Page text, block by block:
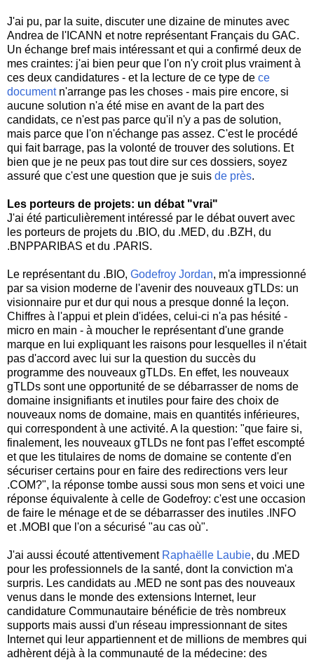
J'ai pu, par la suite, discuter une dizaine de minutes avec
Andrea de l'ICANN et notre représentant Français du GAC.
Un échange bref mais intéressant et qui a confirmé deux de
mes craintes: j'ai bien peur que l'on n'y croit plus vraiment à
ces deux candidatures - et la lecture de ce type de ce
documentn'arrange pas les choses - mais pire encore, si
aucune solution n'a été mise en avant de la part des
candidats, ce n'est pas parce qu'il n'y a pas de solution,
mais parce que l'on n'échange pas assez. C'est le procédé
qui fait barrage, pas la volonté de trouver des solutions. Et
bien que je ne peux pas tout dire sur ces dossiers, soyez
assuré que c'est une question que je suis de près.
Les porteurs de projets: un débat "vrai"
J'ai été particulièrement intéressé par le débat ouvert avec
les porteurs de projets du .BIO, du .MED, du .BZH, du
.BNPPARIBAS et du .PARIS.
Le représentant du .BIO, Godefroy Jordan, m'a impressionné
par sa vision moderne de l'avenir des nouveaux gTLDs: un
visionnaire pur et dur qui nous a presque donné la leçon.
Chiffres à l'appui et plein d'idées, celui-ci n'a pas hésité -
micro en main - à moucher le représentant d'une grande
marque en lui expliquant les raisons pour lesquelles il n'était
pas d'accord avec lui sur la question du succès du
programme des nouveaux gTLDs. En effet, les nouveaux
gTLDs sont une opportunité de se débarrasser de noms de
domaine insignifiants et inutiles pour faire des choix de
nouveaux noms de domaine, mais en quantités inférieures,
qui correspondent à une activité. A la question: "que faire si,
finalement, les nouveaux gTLDs ne font pas l'effet escompté
et que les titulaires de noms de domaine se contente d'en
sécuriser certains pour en faire des redirections vers leur
.COM?", la réponse tombe aussi sous mon sens et voici une
réponse équivalente à celle de Godefroy: c'est une occasion
de faire le ménage et de se débarrasser des inutiles .INFO
et .MOBI que l'on a sécurisé "au cas où".
J'ai aussi écouté attentivement Raphaëlle Laubie, du .MED
pour les professionnels de la santé, dont la conviction m'a
surpris. Les candidats au .MED ne sont pas des nouveaux
venus dans le monde des extensions Internet, leur
candidature Communautaire bénéficie de très nombreux
supports mais aussi d'un réseau impressionnant de sites
Internet qui leur appartiennent et de millions de membres qui
adhèrent déjà à la communauté de la médecine: des